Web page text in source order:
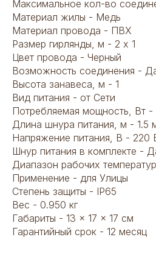
Максимальное кол-во
Материал жилы - Медь
Материал провода - ПВХ
Размер гирлянды, м - 2 х 1
Цвет провода - Черный
Возможность соединения -
Высота занавеса, м - 1
Вид питания - от Сети
Потребляемая мощность, Вт -
Длина шнура питания, м - 1.5
Напряжение питания, В - 220
Шнур питания в комплекте -
Диапазон рабочих
Применение - для Улицы
Степень защиты - IP65
Вес - 0.950 кг
Габариты - 13 × 17 × 17 см
Гарантийный срок - 12 месяц